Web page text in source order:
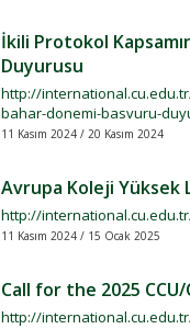
İkili Protokol
Duyurusu
http://
bahar-donemi-basvuru-
11 Kasım 2024 / 20 Kasım 2024
Avrupa Koleji Yüksek
http://
11 Kasım 2024 / 15 Ocak 2025
Call for the 2025
http://